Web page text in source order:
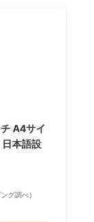
A4サイ
本語設
グ調べ）